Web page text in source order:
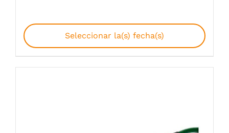
Seleccionar la(s) fecha(s)